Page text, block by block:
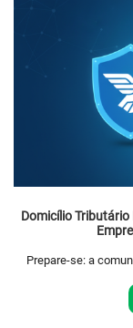
Domicílio Tributário
Prepare-se: a